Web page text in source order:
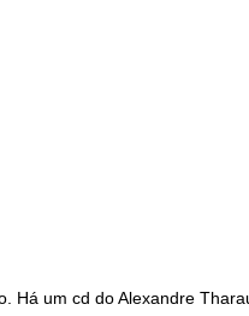
Há um cd do Alexandre